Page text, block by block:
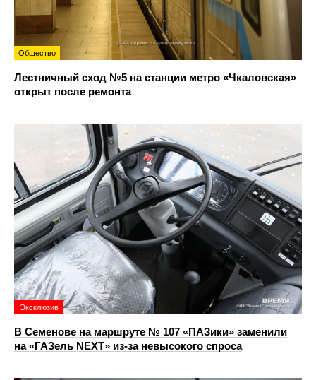
Общество
Лестничный сход №5 на станции метро «Чкаловская»
открыт после ремонта
Эксклюзив
В Семенове на маршруте № 107 «ПАЗики» заменили
на «ГАЗель NEXT» из‑за невысокого спроса